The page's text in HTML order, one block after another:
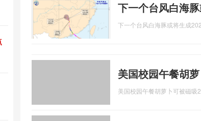
下一个台风白海
下一个台风白海豚或将生成
美国校园午餐胡
美国校园午餐胡萝卜可被磁吸